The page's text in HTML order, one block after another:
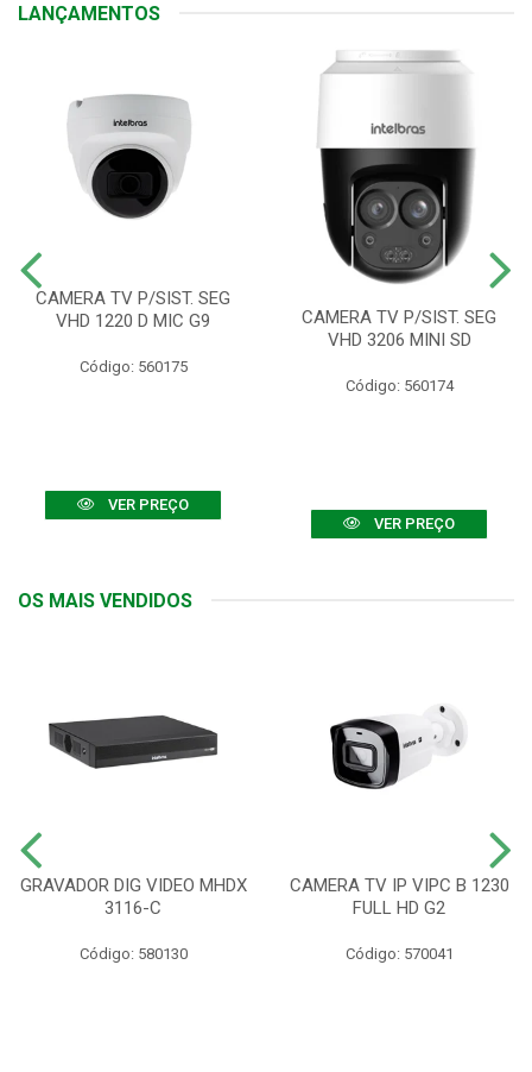
LANÇAMENTOS
CAMERA TV P/SIST. SEG
VHD 1220 D MIC G9
Código: 560175
VER PREÇO
CAMERA TV P/SIST. SEG
VHD 3206 MINI SD
Código: 560174
VER PREÇO
OS MAIS VENDIDOS
GRAVADOR DIG VIDEO MHDX
3116-C
Código: 580130
CAMERA TV IP VIPC B 1230
FULL HD G2
Código: 570041